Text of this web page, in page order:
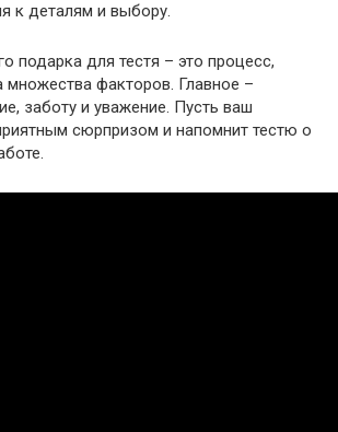
к деталям и выбору.
подарка для тестя – это процесс,
множества факторов. Главное –
заботу и уважение. Пусть ваш
сюрпризом и напомнит тестю о